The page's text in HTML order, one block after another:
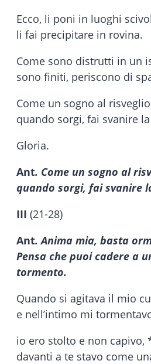
Ecco, li poni in luoghi
li fai precipitare in rovina.
Come sono distrutti in un
sono finiti, periscono di
Come un sogno al
quando sorgi, fai svanire
Gloria.
Ant. Come un sogno al
quando sorgi, fai svanire
III (21-28)
Ant. Anima mia, basta
Pensa che puoi cadere a
tormento.
Quando si agitava il mio
e nell’intimo mi
io ero stolto e non capivo,
davanti a te stavo come